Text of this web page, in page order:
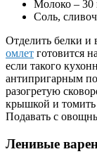
Молоко – 30
Соль,
Отделить белки и
омлет готовится
если такого
антипригарным
разогретую
крышкой и томить
Подавать с
Ленивые